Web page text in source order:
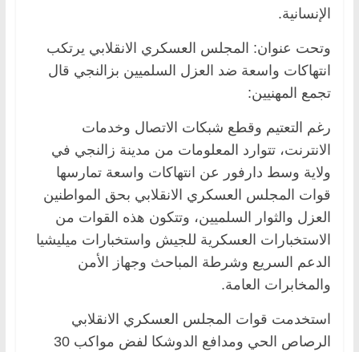
الإنسانية.
وتحت عنوان: المجلس العسكري الانقلابي يرتكب
انتهاكات واسعة ضد العزل السلميين بزالنجي قال
تجمع المهنيين:
رغم التعتيم وقطع شبكات الاتصال وخدمات
الانترنت، تتوارد المعلومات من مدينة زالنجي في
ولاية وسط دارفور عن انتهاكات واسعة تمارسها
قوات المجلس العسكري الانقلابي بحق المواطنين
العزل والثوار السلميين، وتتكون هذه القوات من
الاستخبارات العسكرية للجيش واستخبارات ميليشيا
الدعم السريع وشرطة المباحث وجهاز الأمن
والمخابرات العامة.
استخدمت قوات المجلس العسكري الانقلابي
الرصاص الحي ومدافع الدوشكا لفض مواكب 30